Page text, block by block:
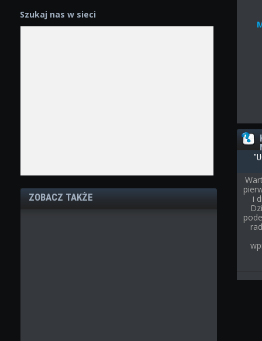
Szukaj nas w sieci
ZOBACZ TAKŻE
i